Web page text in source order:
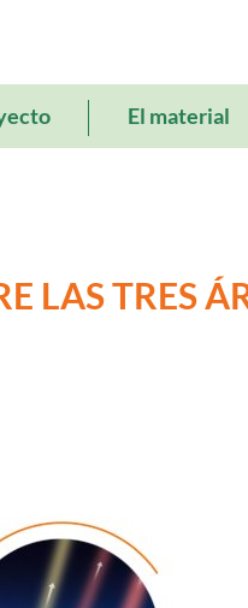
El material
LAS TRES